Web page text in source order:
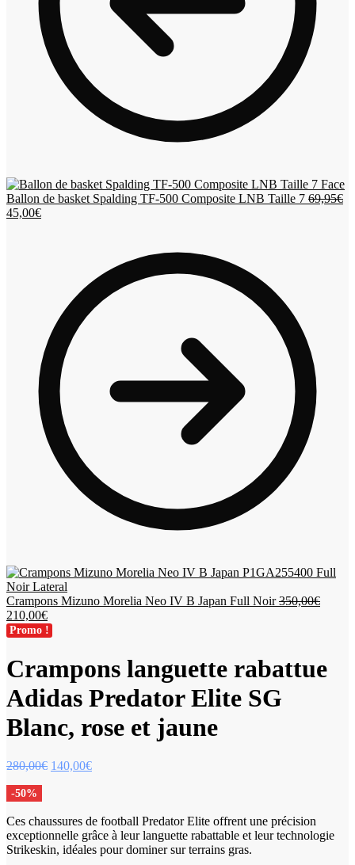
Ballon de basket Spalding TF-500 Composite LNB Taille 7 69,95€Le
45,00€Le
Crampons Mizuno Morelia Neo IV B Japan Full Noir 350,00€Le
210,00€Le
prix
210,00€.
Promo !
Crampons languette rabattue
Adidas Predator Elite SG
Blanc, rose et jaune
280,00€ Le
280,00€.
140,00€Le
140,00€.
-50%
Ces chaussures de football Predator Elite offrent une précision
exceptionnelle grâce à leur languette rabattable et leur technologie
Strikeskin, idéales pour dominer sur terrains gras.